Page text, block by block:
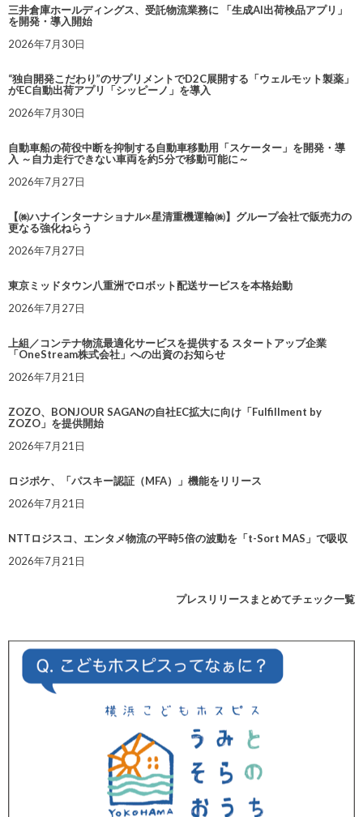
三井倉庫ホールディングス、受託物流業務に 「生成AI出荷検品アプリ」
を開発・導入開始
2026年7月30日
“独自開発こだわり”のサプリメントでD2C展開する「ウェルモット製薬」
がEC自動出荷アプリ「シッピーノ」を導入
2026年7月30日
自動車船の荷役中断を抑制する自動車移動用「スケーター」を開発・導
入 ～自力走行できない車両を約5分で移動可能に～
2026年7月27日
【㈱ハナインターナショナル×星清重機運輸㈱】グループ会社で販売力の
更なる強化ねらう
2026年7月27日
東京ミッドタウン八重洲でロボット配送サービスを本格始動
2026年7月27日
上組／コンテナ物流最適化サービスを提供する スタートアップ企業
「OneStream株式会社」への出資のお知らせ
2026年7月21日
ZOZO、BONJOUR SAGANの自社EC拡大に向け「Fulfillment by
ZOZO」を提供開始
2026年7月21日
ロジポケ、「パスキー認証（MFA）」機能をリリース
2026年7月21日
NTTロジスコ、エンタメ物流の平時5倍の波動を「t-Sort MAS」で吸収
2026年7月21日
プレスリリースまとめてチェック一覧